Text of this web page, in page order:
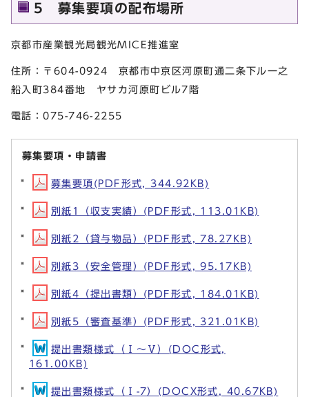
5 募集要項の配布場所
京都市産業観光局観光MICE推進室
住所：〒604-0924 京都市中京区河原町通二条下ル一之
船入町384番地 ヤサカ河原町ビル7階
電話：075-746-2255
募集要項・申請書
募集要項(PDF形式, 344.92KB)
別紙1（収支実績）(PDF形式, 113.01KB)
別紙2（貸与物品）(PDF形式, 78.27KB)
別紙3（安全管理）(PDF形式, 95.17KB)
別紙4（提出書類）(PDF形式, 184.01KB)
別紙5（審査基準）(PDF形式, 321.01KB)
提出書類様式（Ⅰ～Ⅴ）(DOC形式,
161.00KB)
提出書類様式（Ⅰ-7）(DOCX形式, 40.67KB)